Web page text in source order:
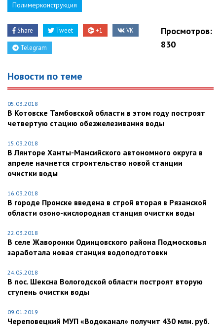
Полимерконструкция
Share Tweet +1 VK
Telegram
Просмотров:
830
Новости по теме
05.03.2018
В Котовске Тамбовской области в этом году построят
четвертую стацию обезжелезивания воды
15.03.2018
В Лянторе Ханты-Мансийского автономного округа в
апреле начнется строительство новой станции
очистки воды
16.03.2018
В городе Пронске введена в строй вторая в Рязанской
области озоно-кислородная станция очистки воды
22.03.2018
В селе Жаворонки Одинцовского района Подмосковья
заработала новая станция водоподготовки
24.05.2018
В пос. Шексна Вологодской области построят вторую
ступень очистки воды
09.01.2019
Череповецкий МУП «Водоканал» получит 430 млн. руб.